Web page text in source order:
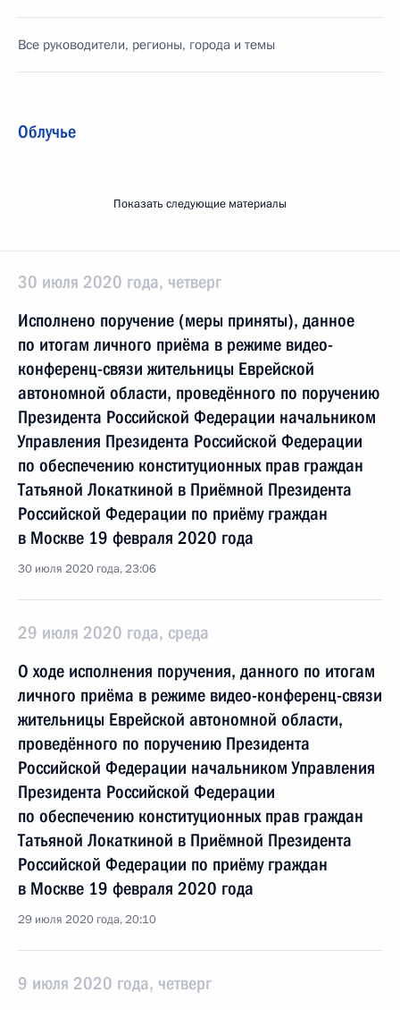
Все руководители, регионы, города и темы
Облучье
Показать следующие материалы
30 июля 2020 года, четверг
Исполнено поручение (меры приняты), данное
по итогам личного приёма в режиме видео-
конференц-связи жительницы Еврейской
автономной области, проведённого по поручению
Президента Российской Федерации начальником
Управления Президента Российской Федерации
по обеспечению конституционных прав граждан
Татьяной Локаткиной в Приёмной Президента
Российской Федерации по приёму граждан
в Москве 19 февраля 2020 года
30 июля 2020 года, 23:06
29 июля 2020 года, среда
О ходе исполнения поручения, данного по итогам
личного приёма в режиме видео-конференц-связи
жительницы Еврейской автономной области,
проведённого по поручению Президента
Российской Федерации начальником Управления
Президента Российской Федерации
по обеспечению конституционных прав граждан
Татьяной Локаткиной в Приёмной Президента
Российской Федерации по приёму граждан
в Москве 19 февраля 2020 года
29 июля 2020 года, 20:10
9 июля 2020 года, четверг